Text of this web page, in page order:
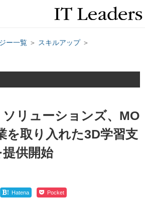
ー一覧 ＞ スキルアップ＞
リューションズ、MO
を取り入れた3D学習支
供開始
! Hatena Pocket